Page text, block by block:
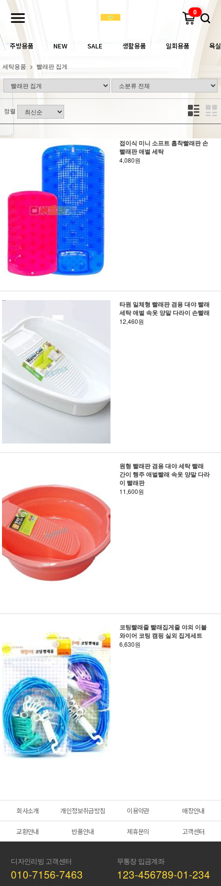
0
주방용품 NEW SALE 생활용품 일회용품 욕
세탁용품 빨래판 집게
정렬
접이식 미니 소프트 흡착빨래판 손
빨래판 애벌 세탁
4,080원
타원 일체형 빨래판 겸용 대야 빨래
세탁 애벌 속옷 양말 다라이 손빨래
12,460원
원형 빨래판 겸용 대야 세탁 빨래
간이 행주 애벌빨래 속옷 양말 다라
이 빨래판
11,600원
코팅빨래줄 빨래집게줄 야외 이불
와이어 코팅 캠핑 실외 집게세트
6,630원
회사소개 개인정보취급방침 이용약관 매장안내
교환안내 반품안내 제휴문의 고객센터
디자인리빙 고객센터
010-7156-7463
무통장 입금계좌
123-456789-01-234